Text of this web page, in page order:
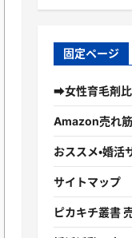
固定ページ
➡女性育毛剤
Amazon売れ
おススメ・婚活
サイトマップ
ピカキチ叢書